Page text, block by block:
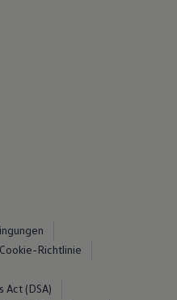
Cookie-Richtlinie
Act (DSA)